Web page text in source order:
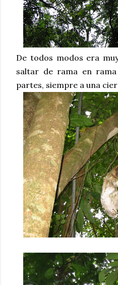
De todos modos era
saltar de rama en
partes, siempre a una